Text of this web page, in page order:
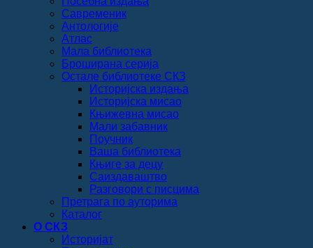
Савременик
Антологије
Атлас
Мала библиотека
Броширана серија
Остале библиотеке СКЗ
Историјска издања
Историјска мисао
Књижевна мисао
Мали забавник
Поучник
Ваша библиотека
Књиге за децу
Саиздаваштво
Разговори с писцима
Претрага по ауторима
Каталог
О СКЗ
Историјат